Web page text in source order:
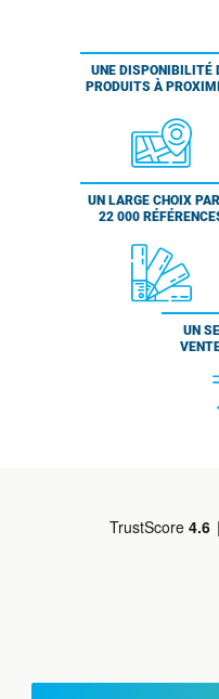
UNE DISPONIBILITÉ
PRODUITS À
UN LARGE CHOIX
22 000
UN